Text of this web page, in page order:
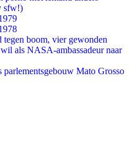
sfw!)
tegen boom, vier gewonden
als NASA-ambassadeur naar
parlementsgebouw Mato Grosso